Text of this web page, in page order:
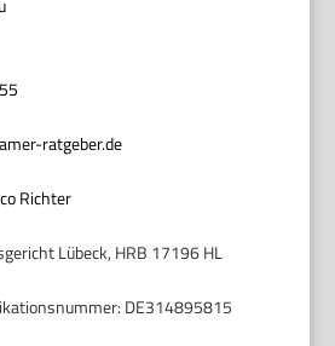
ratgeber.de
Richter
Lübeck, HRB 17196 HL
DE314895815